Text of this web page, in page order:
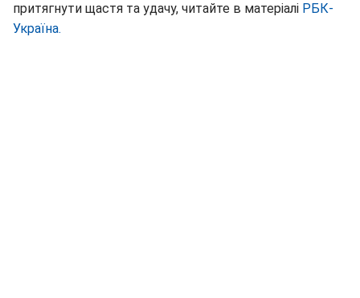
притягнути щастя та удачу, читайте в матеріалі РБК-
Україна.